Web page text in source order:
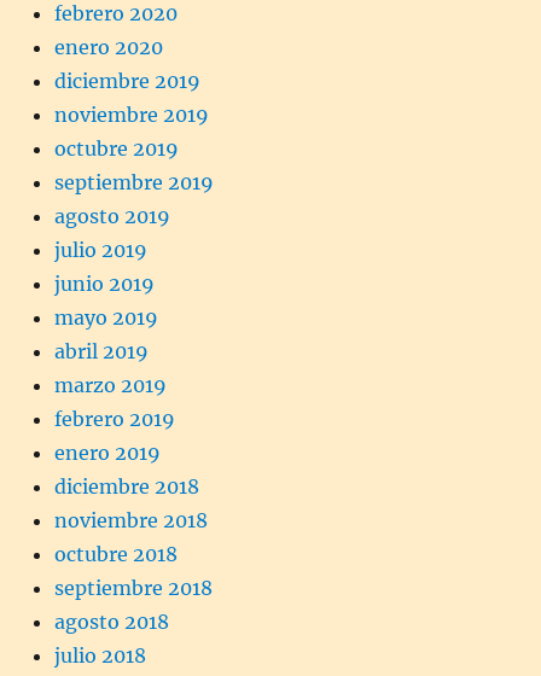
febrero 2020
enero 2020
diciembre 2019
noviembre 2019
octubre 2019
septiembre 2019
agosto 2019
julio 2019
junio 2019
mayo 2019
abril 2019
marzo 2019
febrero 2019
enero 2019
diciembre 2018
noviembre 2018
octubre 2018
septiembre 2018
agosto 2018
julio 2018